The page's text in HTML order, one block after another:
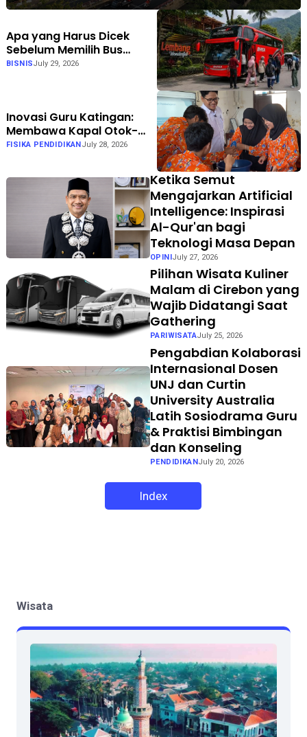
Apa yang Harus Dicek
Sebelum Memilih Bus
Pariwisata? Bhisa Wisata
BISNISJuly 29, 2026
Inovasi Guru Katingan:
Membawa Kapal Otok-
Otok ke Kelas dengan
FISIKA PENDIDIKAN July 28, 2026
Ketika Semut
Mengajarkan Artificial
Intelligence: Inspirasi
Al-Qur'an bagi
Teknologi Masa Depan
OPINIJuly 27, 2026
Pilihan Wisata Kuliner
Malam di Cirebon yang
Wajib Didatangi Saat
Gathering
PARIWISATAJuly 25, 2026
Pengabdian Kolaborasi
Internasional Dosen
UNJ dan Curtin
University Australia
Latih Sosiodrama Guru
& Praktisi Bimbingan
dan Konseling
PENDIDIKANJuly 20, 2026
Index
Wisata